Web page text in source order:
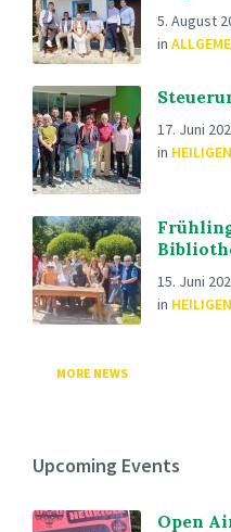
5. August
in
17. Juni
in
15. Juni
in
MORE NEWS
Upcoming Events
Open